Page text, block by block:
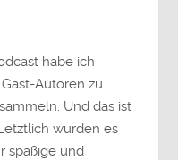
habe ich
Autoren zu
Und das ist
wurden es
spaßige und